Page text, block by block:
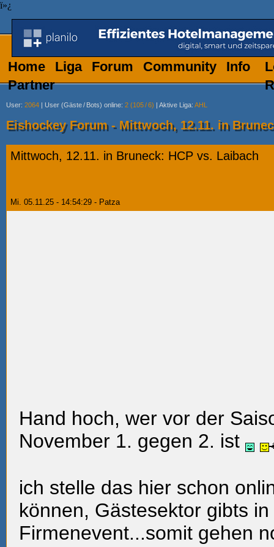
ï»¿
Home Liga Forum Community
Info
Partner
User: 2064 | User (Gäste/ Bots) online: 2 (105/6) | Aktive Liga: AHL
Eishockey Forum - Mittwoch, 12.11. in
Mittwoch, 12.11. in Bruneck: HCP vs. Laibach
Mi. 05.11.25 - 14:54:29 - Patza
Hand hoch, wer vor der
November 1. gegen 2. ist
ich stelle das hier schon
können, Gästesektor gibts
Firmenevent...somit gehen